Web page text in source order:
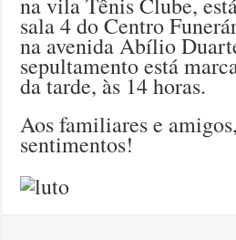
sala 4 do Centro
na avenida Abílio
sepultamento está
da tarde, às 14 horas.
Aos familiares e
sentimentos!